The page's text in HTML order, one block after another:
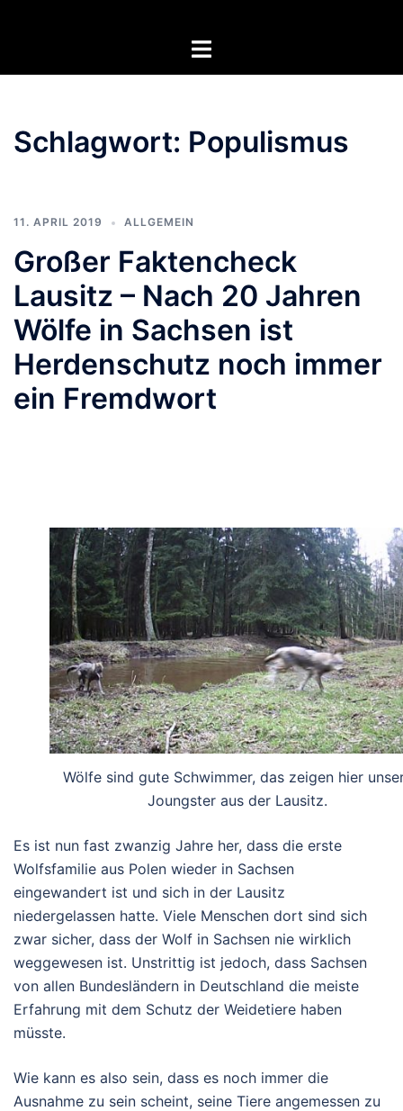
Menü
Schlagwort: Populismus
11. APRIL 2019 ALLGEMEIN
Großer Faktencheck
Lausitz – Nach 20 Jahren
Wölfe in Sachsen ist
Herdenschutz noch immer
ein Fremdwort
Wölfe sind gute Schwimmer, das zeigen hier
Joungster aus der Lausitz.
Es ist nun fast zwanzig Jahre her, dass die erste
Wolfsfamilie aus Polen wieder in Sachsen
eingewandert ist und sich in der Lausitz
niedergelassen hatte. Viele Menschen dort sind sich
zwar sicher, dass der Wolf in Sachsen nie wirklich
weggewesen ist. Unstrittig ist jedoch, dass Sachsen
von allen Bundesländern in Deutschland die meiste
Erfahrung mit dem Schutz der Weidetiere haben
müsste.
Wie kann es also sein, dass es noch immer die
Ausnahme zu sein scheint, seine Tiere angemessen zu